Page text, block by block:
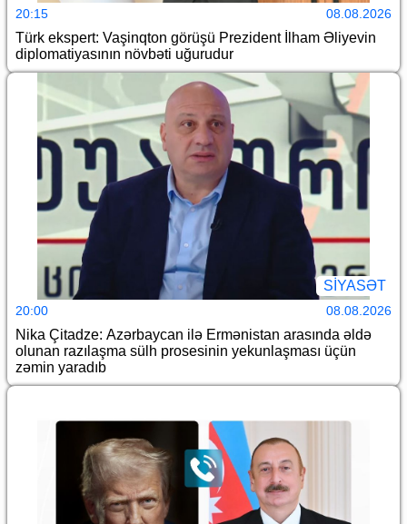
20:15 08.08.2026
Türk ekspert: Vaşinqton görüşü Prezident İlham Əliyevin
diplomatiyasının növbəti uğurudur
SİYASƏT
20:00 08.08.2026
Nika Çitadze: Azərbaycan ilə Ermənistan arasında əldə
olunan razılaşma sülh prosesinin yekunlaşması üçün
zəmin yaradıb